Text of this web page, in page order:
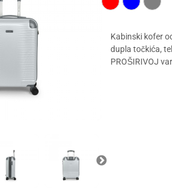
Kabinski kofer
dupla točkića,
PROŠIRIVOJ